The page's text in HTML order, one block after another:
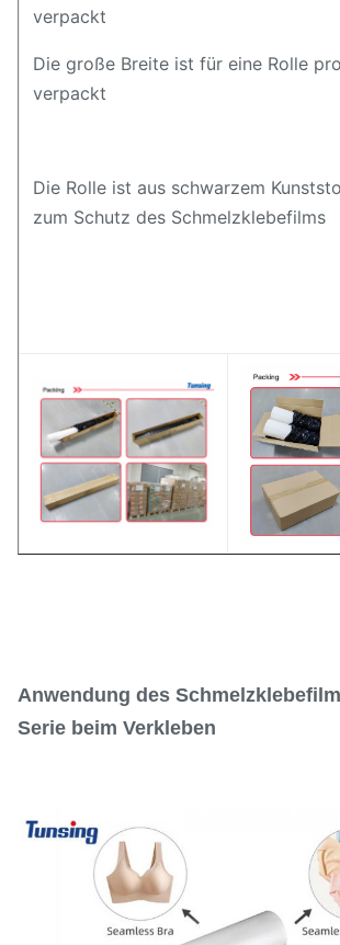
verpackt
Die große Breite ist für eine Rolle
verpackt
Die Rolle ist aus schwarzem
zum Schutz des Schmelzklebefilms
Anwendung des
Serie beim Verkleben